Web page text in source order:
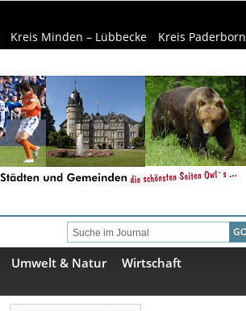
Kreis Minden – Lübbecke Kreis Paderborn
Umwelt & Natur
Wirtschaft